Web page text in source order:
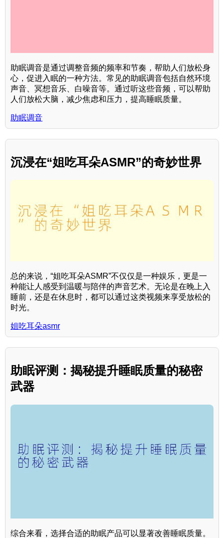
助眠调音是通过调整音频的频率和节奏，帮助人们放松身
心，促进入眠的一种方法。常见的助眠调音包括自然环境
声音、冥想音乐、白噪音等。通过听这些音频，可以帮助
人们放松大脑，减少焦虑和压力，提高睡眠质量。
助眠调音
沉浸在“姐吃耳朵ASMR”的奇妙世界
总的来说，“姐吃耳朵ASMR”不仅仅是一种娱乐，更是一
种能让人感受到温暖与陪伴的声音艺术。无论是在晚上入
睡前，还是在休息时，都可以通过这类视频来享受放松的
时光。
姐吃耳朵asmr
助眠评测：揭秘提升睡眠质量的秘密
武器
综合来看，选择合适的助眠产品可以显著改善睡眠质量。